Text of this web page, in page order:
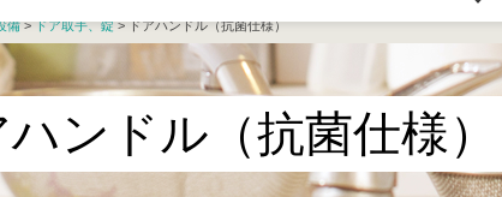
備>ドア取手、錠> ドアハンドル（抗菌仕様）
ハンドル（抗菌仕様）